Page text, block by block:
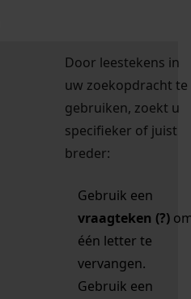
Door leestekens in
uw zoekopdracht te
gebruiken, zoekt u
specifieker of juist
breder:
Gebruik een
vraagteken (?)
één letter te
vervangen.
Gebruik een